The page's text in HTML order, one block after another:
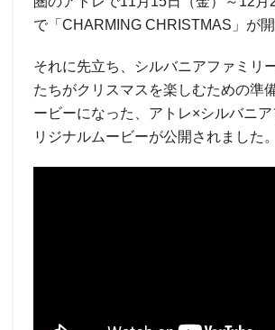
で「CHARMING CHRISTMAS」が開
それに先立ち、シルバニアファミリ
たちがクリスマスを楽しむための準
ービーになった、アトレ×シルバニ
リジナルムービーが公開されました。